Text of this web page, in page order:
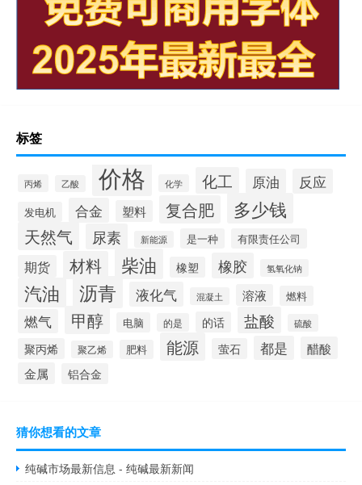
标签
丙烯 乙酸 价格 化学 化工 原油 反应
发电机 合金 塑料 复合肥 多少钱
天然气 尿素 新能源 是一种 有限责任公司
期货 材料 柴油 橡塑 橡胶 氢氧化钠
汽油 沥青 液化气 混凝土 溶液 燃料
燃气 甲醇 电脑 的是 的话 盐酸 硫酸
聚丙烯 聚乙烯 肥料 能源 萤石 都是 醋酸
金属 铝合金
猜你想看的文章
纯碱市场最新信息 - 纯碱最新新闻